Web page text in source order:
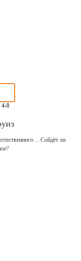
4-8
Сойдёт ли